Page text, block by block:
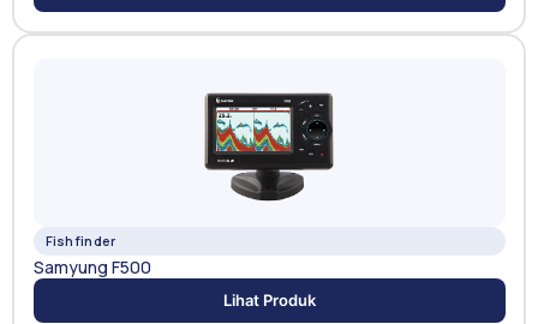
Fishfinder
Samyung F500
Lihat Produk